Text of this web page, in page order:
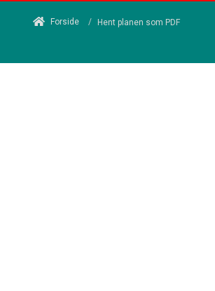
Forside / Hent planen som PDF